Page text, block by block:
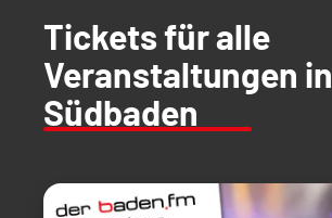
Tickets für alle
Veranstaltungen in
Südbaden